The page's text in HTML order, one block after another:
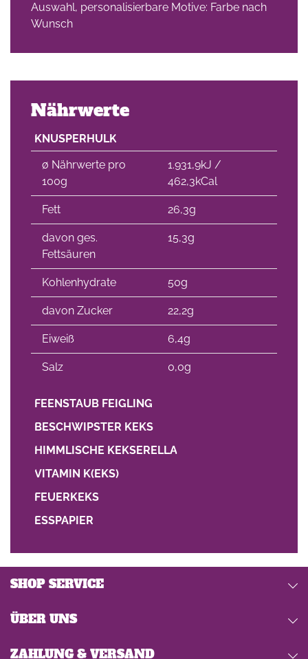
Auswahl, personalisierbare Motive: Farbe nach
Wunsch
Nährwerte
KNUSPERHULK
∅ Nährwerte pro
100g
1.931,9kJ /
462,3kCal
Fett 26,3g
davon ges.
Fettsäuren
15,3g
Kohlenhydrate 50g
davon Zucker 22,2g
Eiweiß 6,4g
Salz 0,0g
FEENSTAUB FEIGLING
BESCHWIPSTER KEKS
HIMMLISCHE KEKSERELLA
VITAMIN K(EKS)
FEUERKEKS
ESSPAPIER
SHOP SERVICE
ÜBER UNS
ZAHLUNG & VERSAND